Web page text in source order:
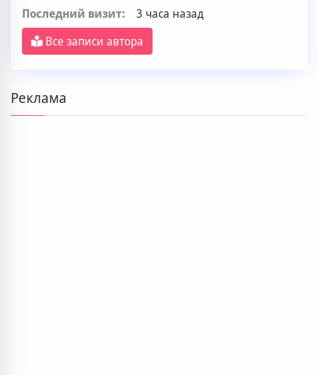
Последний визит:
3 часа назад
Все записи автора
Реклама